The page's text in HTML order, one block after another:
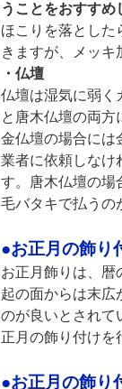
うことをおすすめ
ほこりを落とした
きますが、メッキ
・仏壇
仏壇は湿気に弱く
と唐木仏壇の両方
金仏壇の場合には
業者に依頼しなけ
す。唐木仏壇の場
毛バタキで払うの
●お正月の飾り
お正月飾りは、暦
起の面からは末広
のが良いとされて
正月の飾り付けを
●お正月の飾り